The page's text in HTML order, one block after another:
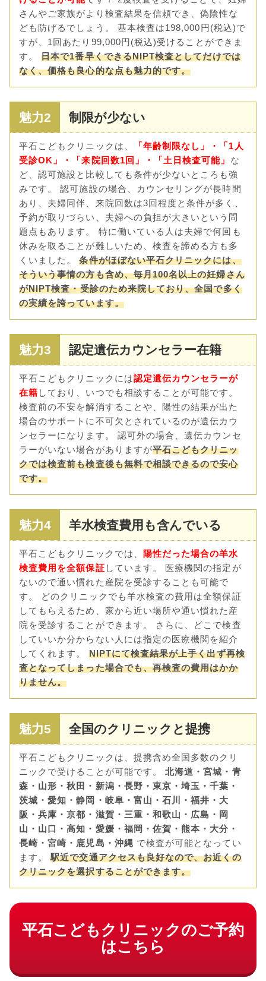
さんやご家族がより検査結果を信頼でき、偽陰性な
ども防げるでしょう。 基本検査は198,000円(税込)で
すが、1回あたり99,000円(税込)受けることができま
す。日本で1番早くできるNIPT検査としてだけでは
なく、価格も良心的な点も魅力的です。
魅力2 制限が少ない
平石こどもクリニックは、
「年齢制限なし」・「1人
受診OK」・「来院回数1回」・「土日検査可能」 な
ど、認可施設と比較しても条件が少ないところも強
みです。 認可施設の場合、カウンセリングが長時間
あり、夫婦同伴、来院回数は3回程度と条件が多く、
予約が取りづらい、夫婦への負担が大きいという問
題点もあります。 特に働いている人は夫婦で何回も
休みを取ることが難しいため、検査を諦める方も多
くいました。条件がほぼない平石クリニックには、
そういう事情の方も含め、毎月100名以上の妊婦さん
がNIPT検査・受診のため来院しており、全国で多く
の実績を誇っています。
魅力3 認定遺伝カウンセラー在籍
平石こどもクリニックには認定遺伝カウンセラーが
在籍 しており、いつでも相談することが可能です。
検査前の不安を解消することや、陽性の結果が出た
場合のサポートに不可欠とされているのが遺伝カウ
ンセラーになります。 認可外の場合、遺伝カウンセ
ラーがいない場合がありますが平石こどもクリニッ
クでは検査前も検査後も無料で相談できるので安心
です。
魅力4 羊水検査費用も含んでいる
平石こどもクリニックでは、
陽性だった場合の羊水
検査費用を全額保証 しています。 医療機関の指定が
ないので通い慣れた産院を受診することも可能で
す。 どのクリニックでも羊水検査の費用は全額保証
してもらえるため、家から近い場所や通い慣れた産
院を受診することができます。 さらに、どこで検査
していいか分からない人には指定の医療機関を紹介
してくれます。 NIPTにて検査結果が上手く出ず再検
査となってしまった場合でも、再検査の費用はかか
りません。
魅力5 全国のクリニックと提携
平石こどもクリニックは、提携含め全国多数のクリ
ニックで受けることが可能です。北海道・宮城・青
森・山形・秋田・新潟・長野・東京・埼玉・千葉・
茨城・愛知・静岡・岐阜・富山・石川・福井・大
阪・兵庫・京都・滋賀・三重・和歌山・広島・岡
山・山口・高知・愛媛・福岡・佐賀・熊本・大分・
長崎・宮崎・鹿児島・沖縄 で検査が可能となってい
ます。駅近で交通アクセスも良好なので、お近くの
クリニックを選択することができます。
平石こどもクリニックのご予約
はこちら